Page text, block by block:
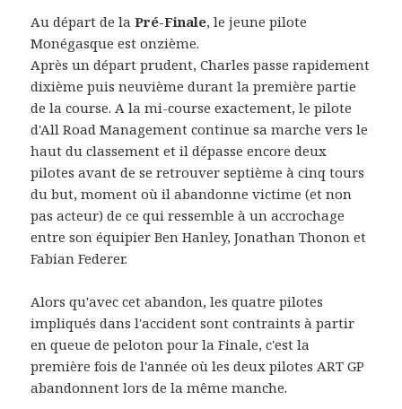
Au départ de laPré-Finale, le jeune pilote
Monégasque est onzième.
Après un départ prudent, Charles passe rapidement
dixième puis neuvième durant la première partie
de la course. A la mi-course exactement, le pilote
d'All Road Management continue sa marche vers le
haut du classement et il dépasse encore deux
pilotes avant de se retrouver septième à cinq tours
du but, moment où il abandonne victime (et non
pas acteur) de ce qui ressemble à un accrochage
entre son équipier Ben Hanley, Jonathan Thonon et
Fabian Federer.
Alors qu'avec cet abandon, les quatre pilotes
impliqués dans l'accident sont contraints à partir
en queue de peloton pour la Finale, c'est la
première fois de l'année où les deux pilotes ART GP
abandonnent lors de la même manche.